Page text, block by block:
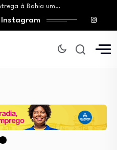
à Bahia um…
colocam em risco…
vulnerável
em hospitais…
diagnósticos tardios…
Instagram